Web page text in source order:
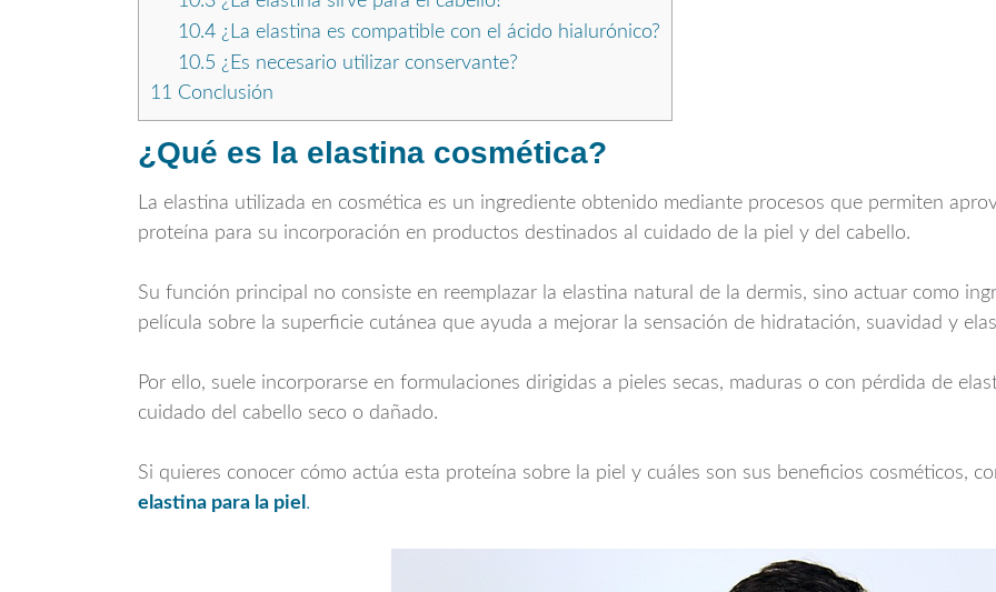
10.4¿La elastina es compatible con el ácido hialurónico?
10.5 ¿Es necesario utilizar conservante?
11 Conclusión
¿Qué es la elastina cosmética?
La elastina utilizada en cosmética es un ingrediente obtenido mediante procesos que permiten
proteína para su incorporación en productos destinados al cuidado de la piel y del cabello.
Su función principal no consiste en reemplazar la elastina natural de la dermis, sino actuar como
película sobre la superficie cutánea que ayuda a mejorar la sensación de hidratación, suavidad y
Por ello, suele incorporarse en formulaciones dirigidas a pieles secas, maduras o con pérdida de
cuidado del cabello seco o dañado.
Si quieres conocer cómo actúa esta proteína sobre la piel y cuáles son sus beneficios cosméticos,
elastina para la piel .